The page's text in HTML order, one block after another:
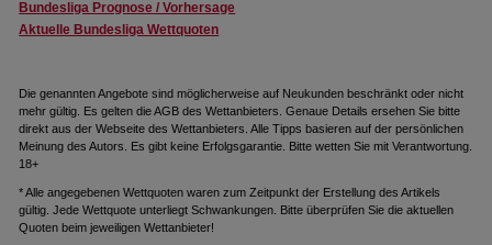
Bundesliga Prognose / Vorhersage
Aktuelle Bundesliga Wettquoten
Die genannten Angebote sind möglicherweise auf Neukunden beschränkt oder nicht
mehr gültig. Es gelten die AGB des Wettanbieters. Genaue Details ersehen Sie bitte
direkt aus der Webseite des Wettanbieters. Alle Tipps basieren auf der persönlichen
Meinung des Autors. Es gibt keine Erfolgsgarantie. Bitte wetten Sie mit Verantwortung.
18+
* Alle angegebenen Wettquoten waren zum Zeitpunkt der Erstellung des Artikels
gültig. Jede Wettquote unterliegt Schwankungen. Bitte überprüfen Sie die aktuellen
Quoten beim jeweiligen Wettanbieter!